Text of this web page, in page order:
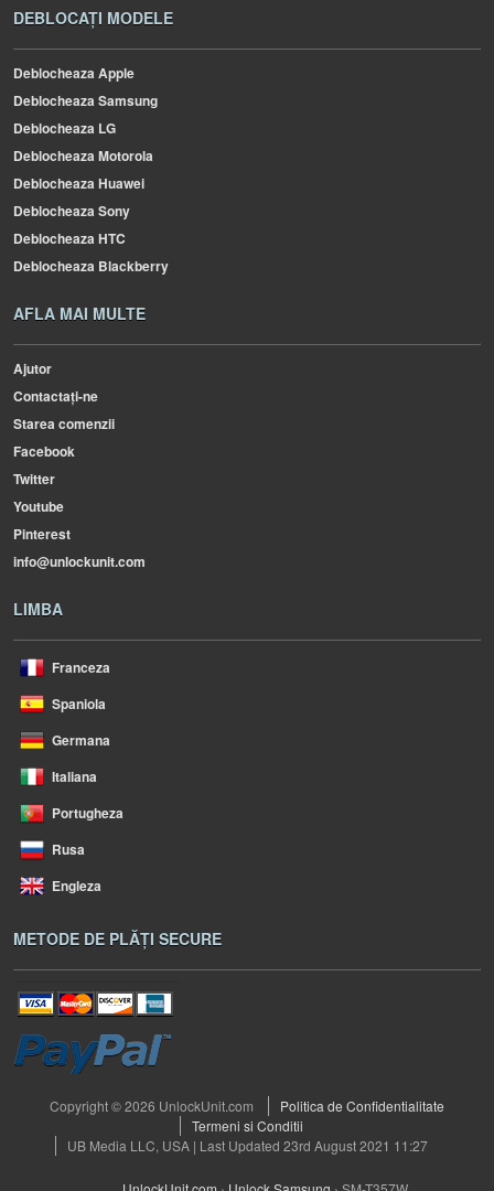
DEBLOCAȚI MODELE
Deblocheaza Apple
Deblocheaza Samsung
Deblocheaza LG
Deblocheaza Motorola
Deblocheaza Huawei
Deblocheaza Sony
Deblocheaza HTC
Deblocheaza Blackberry
AFLA MAI MULTE
Ajutor
Contactați-ne
Starea comenzii
Facebook
Twitter
Youtube
Pinterest
info@unlockunit.com
LIMBA
Franceza
Spaniola
Germana
Italiana
Portugheza
Rusa
Engleza
METODE DE PLĂȚI SECURE
Copyright © 2026 UnlockUnit.com
Politica de Confidentialitate
Termeni si Conditii
UB Media LLC, USA | Last Updated 23rd August 2021 11:27